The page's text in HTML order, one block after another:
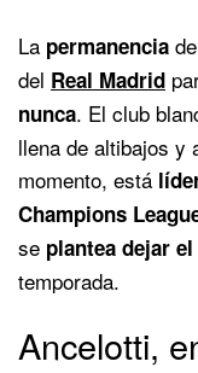
La permanencia de
del Real Madrid
nunca. El club
llena de altibajos y
momento, está
Champions
se plantea dejar
temporada.
Ancelotti,